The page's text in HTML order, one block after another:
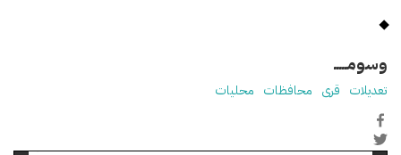
وسومـــــ
تعديلات قرى محافظات محليات